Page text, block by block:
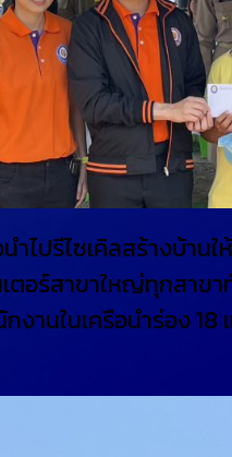
ำไปรีไซเคิลสร้างบ้า
อร์สาขาใหญ่ทุกสาขา
านในเครือนำร่อง